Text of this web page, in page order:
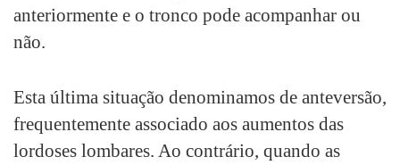
anteriormente e o tronco pode acompanhar ou
não.
Esta última situação denominamos de anteversão,
frequentemente associado aos aumentos das
lordoses lombares. Ao contrário, quando as